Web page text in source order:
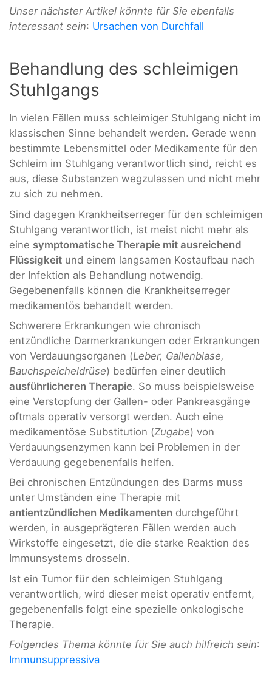
Unser nächster Artikel könnte für Sie ebenfalls
interessant sein: Ursachen von Durchfall
Behandlung des schleimigen
Stuhlgangs
In vielen Fällen muss schleimiger Stuhlgang nicht im
klassischen Sinne behandelt werden. Gerade wenn
bestimmte Lebensmittel oder Medikamente für den
Schleim im Stuhlgang verantwortlich sind, reicht es
aus, diese Substanzen wegzulassen und nicht mehr
zu sich zu nehmen.
Sind dagegen Krankheitserreger für den schleimigen
Stuhlgang verantwortlich, ist meist nicht mehr als
eine symptomatische Therapie mit ausreichend
Flüssigkeit und einem langsamen Kostaufbau nach
der Infektion als Behandlung notwendig.
Gegebenenfalls können die Krankheitserreger
medikamentös behandelt werden.
Schwerere Erkrankungen wie chronisch
entzündliche Darmerkrankungen oder Erkrankungen
von Verdauungsorganen (Leber, Gallenblase,
Bauchspeicheldrüse) bedürfen einer deutlich
ausführlicheren Therapie. So muss beispielsweise
eine Verstopfung der Gallen- oder Pankreasgänge
oftmals operativ versorgt werden. Auch eine
medikamentöse Substitution (Zugabe) von
Verdauungsenzymen kann bei Problemen in der
Verdauung gegebenenfalls helfen.
Bei chronischen Entzündungen des Darms muss
unter Umständen eine Therapie mit
antientzündlichen Medikamenten durchgeführt
werden, in ausgeprägteren Fällen werden auch
Wirkstoffe eingesetzt, die die starke Reaktion des
Immunsystems drosseln.
Ist ein Tumor für den schleimigen Stuhlgang
verantwortlich, wird dieser meist operativ entfernt,
gegebenenfalls folgt eine spezielle onkologische
Therapie.
Folgendes Thema könnte für Sie auch hilfreich sein:
Immunsuppressiva